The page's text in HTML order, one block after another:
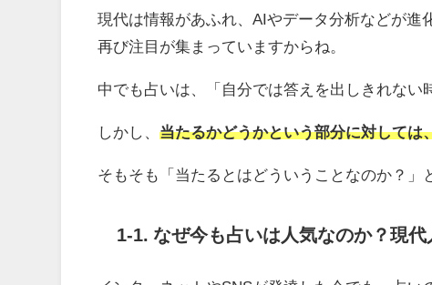
現代は情報があふれ、AIやデータ分析などが進
再び注目が集まっていますからね。
中でも占いは、「自分では答えを出しきれない
しかし、当たるかどうかという部分に対しては
そもそも「当たるとはどういうことなのか？」
1-1. なぜ今も占いは人気なのか？現代